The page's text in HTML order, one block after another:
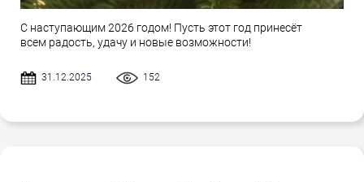
С наступающим 2026 годом! Пусть этот год принесёт
всем радость, удачу и новые возможности!
31.12.2025 152